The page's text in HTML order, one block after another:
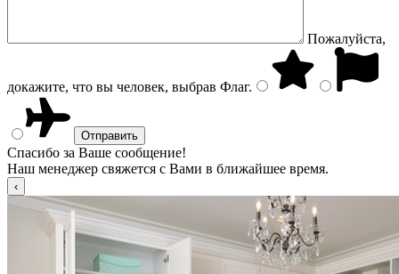
Пожалуйста,
докажите, что вы человек, выбрав Флаг.
Спасибо за Ваше сообщение!
Наш менеджер свяжется с Вами в ближайшее время.